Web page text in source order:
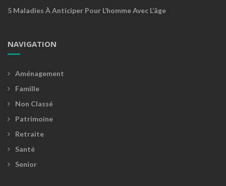
5 Maladies À Anticiper Pour L’homme Avec L’âge
NAVIGATION
Aménagement
Famille
Non Classé
Patrimoine
Retraite
Santé
Senior